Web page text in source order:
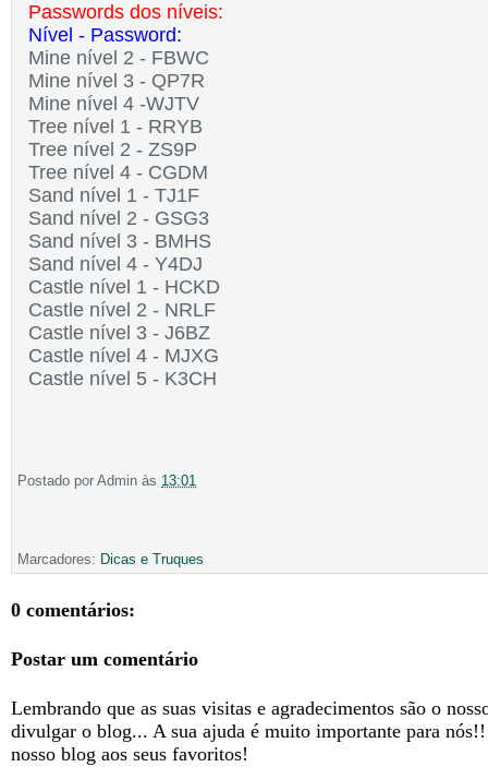
Passwords dos níveis:
Nível - Password:
Mine nível 2 - FBWC
Mine nível 3 - QP7R
Mine nível 4 -WJTV
Tree nível 1 - RRYB
Tree nível 2 - ZS9P
Tree nível 4 - CGDM
Sand nível 1 - TJ1F
Sand nível 2 - GSG3
Sand nível 3 - BMHS
Sand nível 4 - Y4DJ
Castle nível 1 - HCKD
Castle nível 2 - NRLF
Castle nível 3 - J6BZ
Castle nível 4 - MJXG
Castle nível 5 - K3CH
Postado por Admin às 13:01
Marcadores: Dicas e Truques
0 comentários:
Postar um comentário
Lembrando que as suas visitas e agradecimentos são o
divulgar o blog... A sua ajuda é muito importante para nós!!
nosso blog aos seus favoritos!